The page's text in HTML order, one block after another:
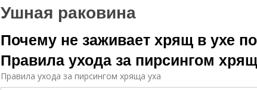
Ушная раковина
Почему не заживает хрящ в ухе
Правила ухода за пирсингом
Правила ухода за пирсингом хряща уха